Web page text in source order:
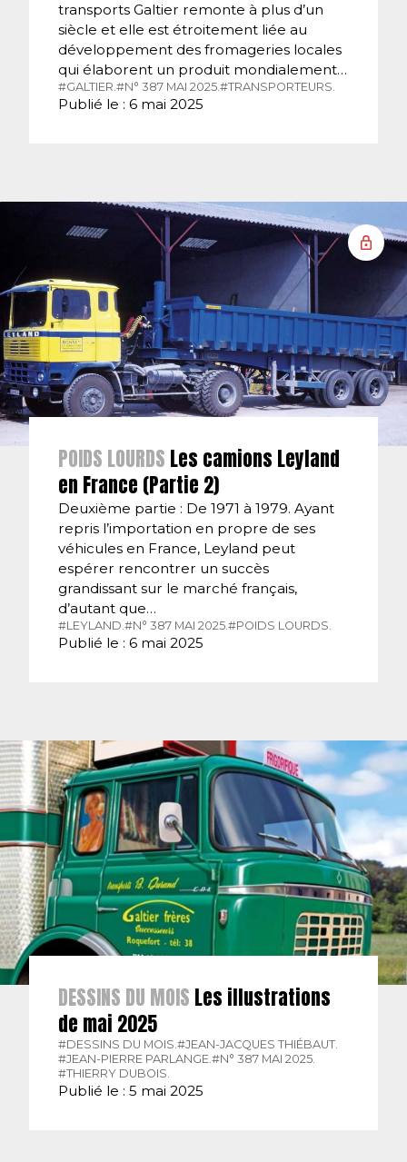
transports Galtier remonte à plus d’un
siècle et elle est étroitement liée au
développement des fromageries locales
qui élaborent un produit mondialement…
#GALTIER.#N° 387 MAI 2025.#TRANSPORTEURS.
Publié le : 6 mai 2025
POIDS LOURDS Les camions Leyland
en France (Partie 2)
Deuxième partie : De 1971 à 1979. Ayant
repris l’importation en propre de ses
véhicules en France, Leyland peut
espérer rencontrer un succès
grandissant sur le marché français,
d’autant que…
#LEYLAND. #N° 387 MAI 2025. #POIDS LOURDS.
Publié le : 6 mai 2025
DESSINS DU MOIS Les illustrations
de mai 2025
#DESSINS DU MOIS. #JEAN-JACQUES THIÉBAUT.
#JEAN-PIERRE PARLANGE. #N° 387 MAI 2025.
#THIERRY DUBOIS.
Publié le : 5 mai 2025